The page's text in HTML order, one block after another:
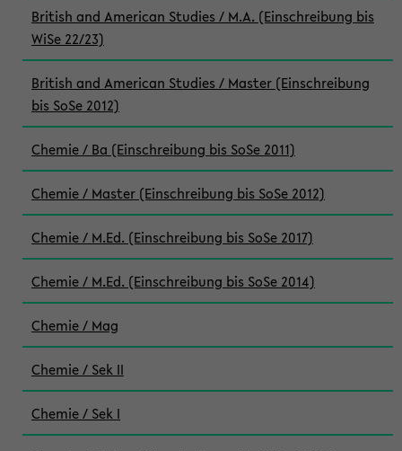
British and American Studies / M.A. (Einschreibung bis
WiSe 22/23)
British and American Studies / Master (Einschreibung
bis SoSe 2012)
Chemie / Ba (Einschreibung bis SoSe 2011)
Chemie / Master (Einschreibung bis SoSe 2012)
Chemie / M.Ed. (Einschreibung bis SoSe 2017)
Chemie / M.Ed. (Einschreibung bis SoSe 2014)
Chemie / Mag
Chemie / Sek II
Chemie / Sek I